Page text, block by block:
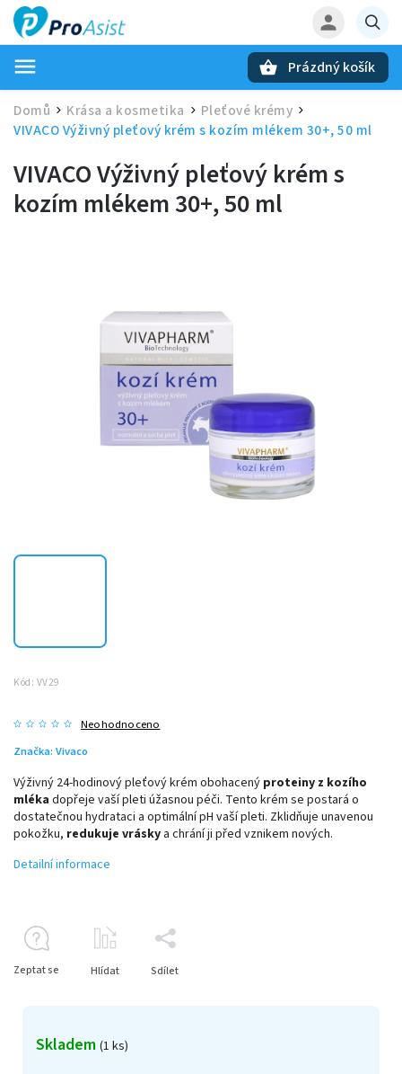
Prázdný košík
Domů / Krása a kosmetika / Pleťové krémy /
VIVACO Výživný pleťový krém s kozím mlékem 30+, 50 ml
VIVACO Výživný pleťový krém s
kozím mlékem 30+, 50 ml
Kód: VV29
Neohodnoceno
Značka: Vivaco
Skladem (1 ks)
Výživný 24-hodinový pleťový krém obohacený proteiny z kozího
mléka dopřeje vaší pleti úžasnou péči. Tento krém se postará o
dostatečnou hydrataci a optimální pH vaší pleti. Zklidňuje unavenou
pokožku, redukuje vrásky a chrání ji před vznikem nových.
Detailní informace
Zeptat se Hlídat Sdílet